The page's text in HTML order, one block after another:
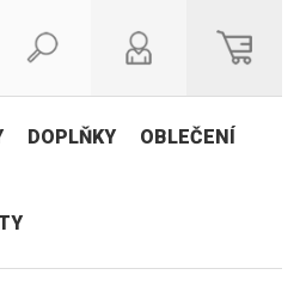
DOPLŇKY OBLEČENÍ